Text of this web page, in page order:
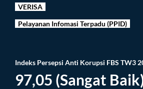
VERISA
Pelayanan Infomasi Terpadu (PPID)
Indeks Persepsi Anti Korupsi FBS TW3
97,05 (Sangat